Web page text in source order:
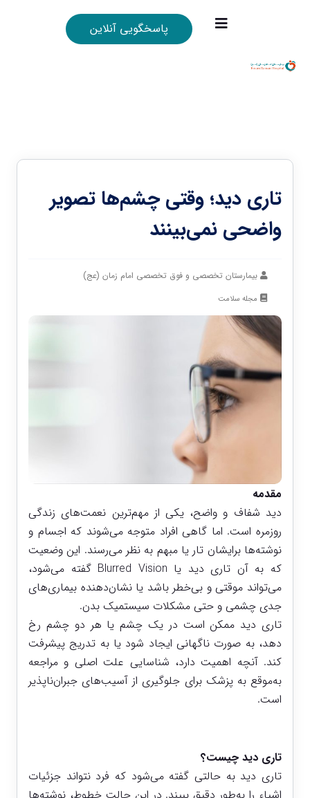
پاسخگویی آنلاین
تاری دید؛ وقتی چشم‌ها تصویر
واضحی نمی‌بینند
بیمارستان تخصصی و فوق تخصصی امام زمان (عج)
مجله سلامت
مقدمه
دید شفاف و واضح، یکی از مهم‌ترین نعمت‌های زندگی
روزمره است. اما گاهی افراد متوجه می‌شوند که اجسام و
نوشته‌ها برایشان تار یا مبهم به نظر می‌رسند. این وضعیت
که به آن تاری دید یا Blurred Vision گفته می‌شود،
می‌تواند موقتی و بی‌خطر باشد یا نشان‌دهنده بیماری‌های
جدی چشمی و حتی مشکلات سیستمیک بدن.
تاری دید ممکن است در یک چشم یا هر دو چشم رخ
دهد، به صورت ناگهانی ایجاد شود یا به تدریج پیشرفت
کند. آنچه اهمیت دارد، شناسایی علت اصلی و مراجعه
به‌موقع به پزشک برای جلوگیری از آسیب‌های جبران‌ناپذیر
است.
تاری دید چیست؟
تاری دید به حالتی گفته می‌شود که فرد نتواند جزئیات